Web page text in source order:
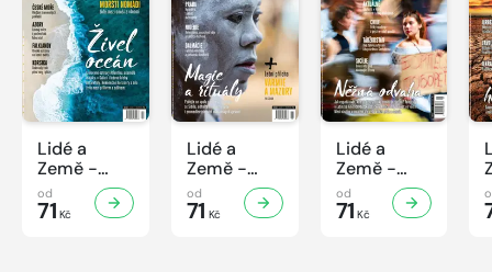
Lidé a
Země -
7/2026
od
71 Kč
Lidé a
Země -
6/2026
od
71 Kč
Lidé a
Země -
5/2026
od
71 Kč